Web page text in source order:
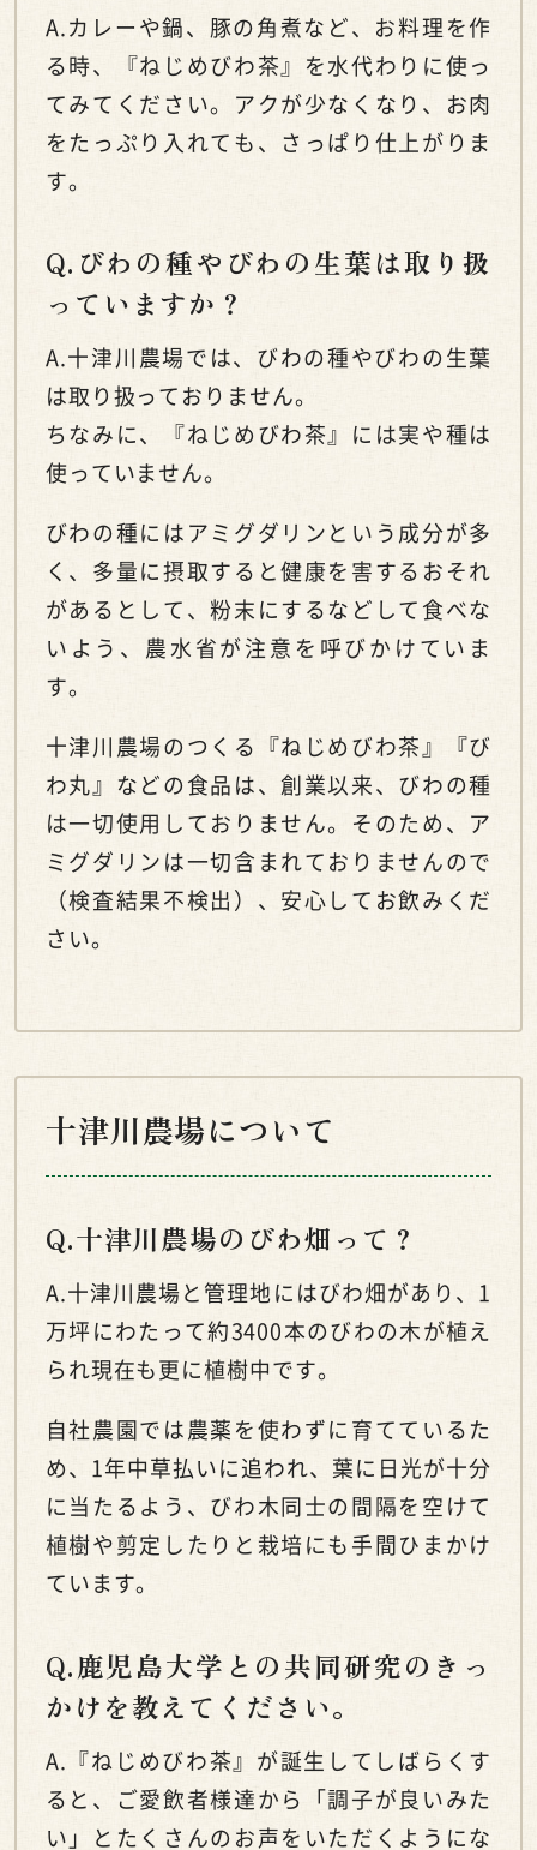
A.カレーや鍋、豚の角煮など、お料理を作
る時、『ねじめびわ茶』を水代わりに使っ
てみてください。アクが少なくなり、お肉
をたっぷり入れても、さっぱり仕上がりま
す。
Q.びわの種やびわの生葉は取り扱
っていますか？
A.十津川農場では、びわの種やびわの生葉
は取り扱っておりません。
ちなみに、『ねじめびわ茶』には実や種は
使っていません。
びわの種にはアミグダリンという成分が多
く、多量に摂取すると健康を害するおそれ
があるとして、粉末にするなどして食べな
いよう、農水省が注意を呼びかけていま
す。
十津川農場のつくる『ねじめびわ茶』『び
わ丸』などの食品は、創業以来、びわの種
は一切使用しておりません。そのため、ア
ミグダリンは一切含まれておりませんので
（検査結果不検出）、安心してお飲みくだ
さい。
十津川農場について
Q.十津川農場のびわ畑って？
A.十津川農場と管理地にはびわ畑があり、1
万坪にわたって約3400本のびわの木が植え
られ現在も更に植樹中です。
自社農園では農薬を使わずに育てているた
め、1年中草払いに追われ、葉に日光が十分
に当たるよう、びわ木同士の間隔を空けて
植樹や剪定したりと栽培にも手間ひまかけ
ています。
Q.鹿児島大学との共同研究のきっ
かけを教えてください。
A.『ねじめびわ茶』が誕生してしばらくす
ると、ご愛飲者様達から「調子が良いみた
い」とたくさんのお声をいただくようにな